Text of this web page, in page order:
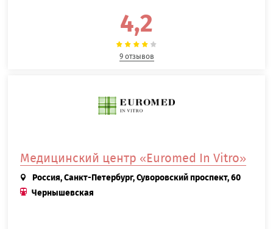
4,2
9 отзывов
Медицинский центр «Euromed In Vitro»
Россия, Санкт-Петербург, Суворовский проспект, 60
Чернышевская